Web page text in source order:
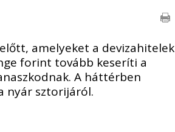
amelyeket a devizahitelek
forint tovább keseríti a
A háttérben
nyár sztorijáról.